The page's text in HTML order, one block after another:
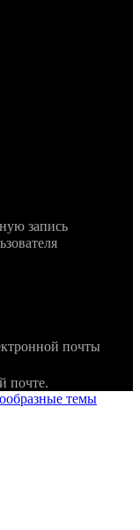
запись
почты
почте.
темы